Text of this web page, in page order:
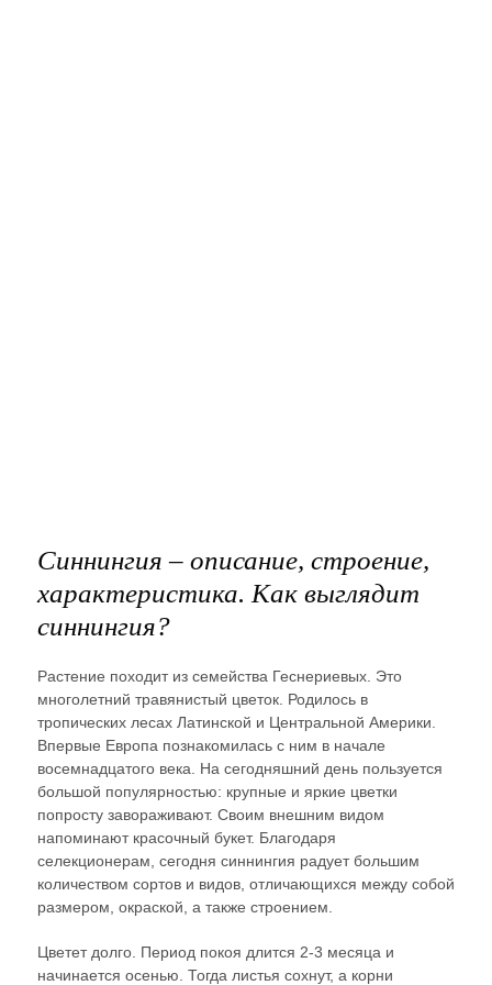
Синнингия – описание, строение,
характеристика. Как выглядит
синнингия?
Растение походит из семейства Геснериевых. Это
многолетний травянистый цветок. Родилось в
тропических лесах Латинской и Центральной Америки.
Впервые Европа познакомилась с ним в начале
восемнадцатого века. На сегодняшний день пользуется
большой популярностью: крупные и яркие цветки
попросту завораживают. Своим внешним видом
напоминают красочный букет. Благодаря
селекционерам, сегодня синнингия радует большим
количеством сортов и видов, отличающихся между собой
размером, окраской, а также строением.
Цветет долго. Период покоя длится 2-3 месяца и
начинается осенью. Тогда листья сохнут, а корни